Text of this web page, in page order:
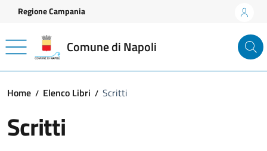
Vai ai contenuti
Vai al footer
Regione Campania
Comune di Napoli
Home Elenco Libri Scritti
Scritti